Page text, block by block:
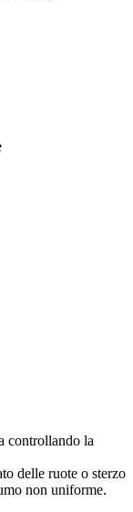
controllando la
delle ruote o sterzo
non uniforme.